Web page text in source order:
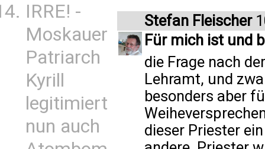
IRRE! -
Moskauer
Patriarch
Kyrill
legitimiert
nun auch
Stefan Fleischer
Für mich ist und
die Frage nach
Lehramt, und
besonders aber
dieser Priester